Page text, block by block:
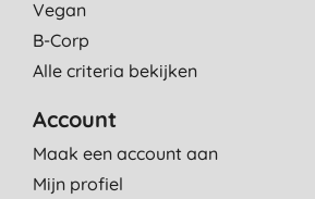
Vegan
B-Corp
Alle criteria bekijken
Account
Maak een account aan
Mijn profiel